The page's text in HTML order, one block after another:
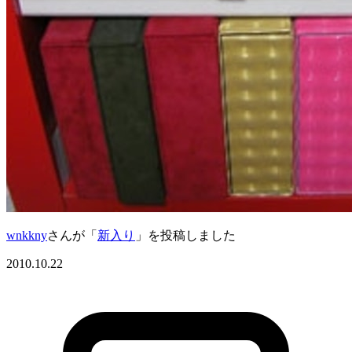
wnkknyさんが「 新入り 」を投稿しました
2010.10.22